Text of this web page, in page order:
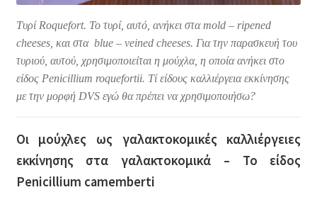
Τυρί Roquefort. Το τυρί, αυτό, ανήκει στα mold – ripened
cheeses, και στα blue – veined cheeses. Για την παρασκευή του
τυριού, αυτού, χρησιμοποιείται η μούχλα, η οποία ανήκει στο
είδος Penicillium roquefortii. Τί είδους καλλιέργεια εκκίνησης
με την μορφή DVS εγώ θα πρέπει να χρησιμοποιήσω?
Οι μούχλες ως γαλακτοκομικές καλλιέργειες
εκκίνησης στα γαλακτοκομικά – Το είδος
Penicillium camemberti